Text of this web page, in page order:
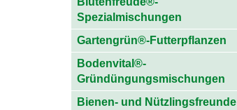
Spezialmischungen
Gartengrün®-Futterpflanzen
Bodenvital®-
Gründüngungsmischungen
Bienen- und Nützlingsfreunde